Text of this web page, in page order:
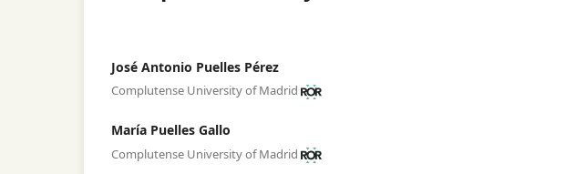
José Antonio Puelles Pérez
Complutense University of Madrid
María Puelles Gallo
Complutense University of Madrid